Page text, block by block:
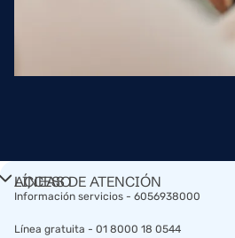
ACCESO
RÁPIDO​
LÍNEAS DE ATENCIÓN
Información servicios - 6056938000
Línea gratuita - 01 8000 18 0544